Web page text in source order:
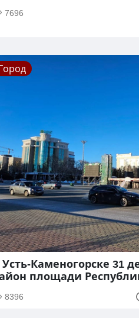
7696
Усть-Каменогорске 31
площади
8396